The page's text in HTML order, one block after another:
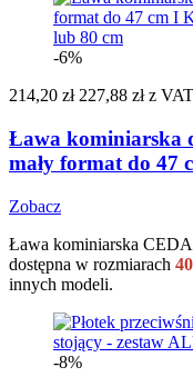
-6%
214,20 zł 227,88 zł z VAT
Ława kominiarska
mały format do 47
Zobacz
Ława kominiarska
dostępna w rozmiarach
innych modeli.
-8%